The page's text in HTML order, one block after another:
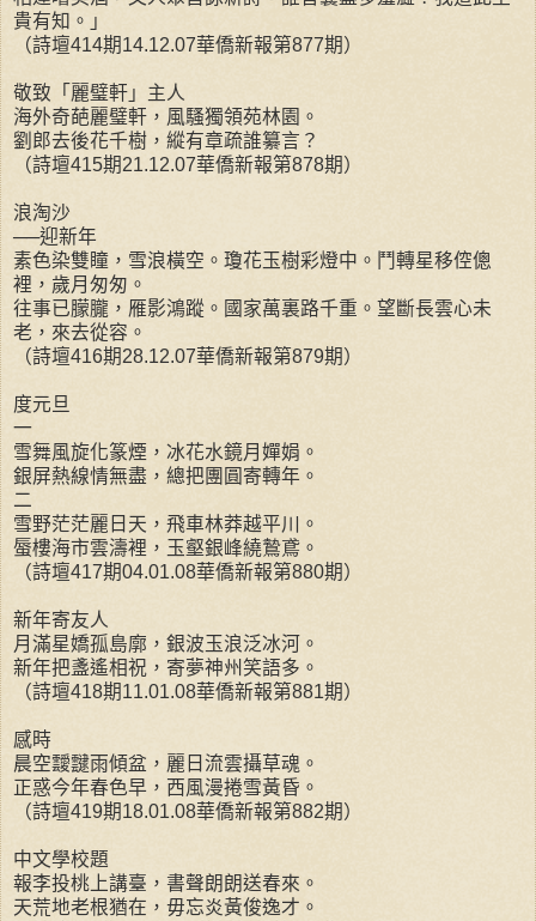
貴有知。」
（詩壇414期14.12.07華僑新報第877期）
敬致「麗璧軒」主人
海外奇葩麗璧軒，風騷獨領苑林園。
劉郎去後花千樹，縱有章疏誰纂言？
（詩壇415期21.12.07華僑新報第878期）
浪淘沙
──迎新年
素色染雙瞳，雪浪橫空。瓊花玉樹彩燈中。鬥轉星移倥傯
裡，歲月匆匆。
往事已朦朧，雁影鴻蹤。國家萬裏路千重。望斷長雲心未
老，來去從容。
（詩壇416期28.12.07華僑新報第879期）
度元旦
一
雪舞風旋化篆煙，冰花水鏡月嬋娟。
銀屏熱線情無盡，總把團圓寄轉年。
二
雪野茫茫麗日天，飛車林莽越平川。
蜃樓海市雲濤裡，玉壑銀峰繞鷙鳶。
（詩壇417期04.01.08華僑新報第880期）
新年寄友人
月滿星嬌孤島廓，銀波玉浪泛冰河。
新年把盞遙相祝，寄夢神州笑語多。
（詩壇418期11.01.08華僑新報第881期）
感時
晨空靉靆雨傾盆，麗日流雲攝草魂。
正惑今年春色早，西風漫捲雪黃昏。
（詩壇419期18.01.08華僑新報第882期）
中文學校題
報李投桃上講臺，書聲朗朗送春來。
天荒地老根猶在，毋忘炎黃俊逸才。